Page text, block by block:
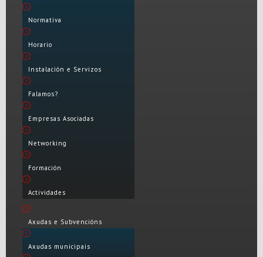
Normativa
Horario
Instalación e Servizos
Falamos?
Empresas Asociadas
Networking
Formación
Actividades
Axudas e Subvencións
Axudas municipais